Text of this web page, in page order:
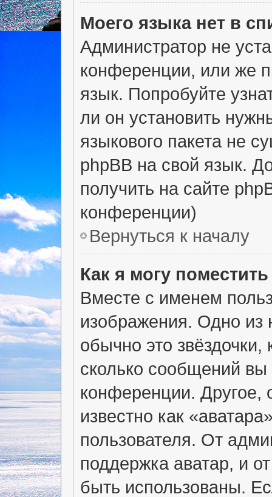
Моего языка нет в
Администратор не
конференции, или же
язык. Попробуйте
ли он установить
языкового пакета не
phpBB на свой язык.
получить на сайте
конференции)
Вернуться к началу
Как я могу
Вместе с именем
изображения. Одно из
обычно это
сколько сообщений
конференции. Другое,
известно как
пользователя. От
поддержка аватар, и
быть использованы.